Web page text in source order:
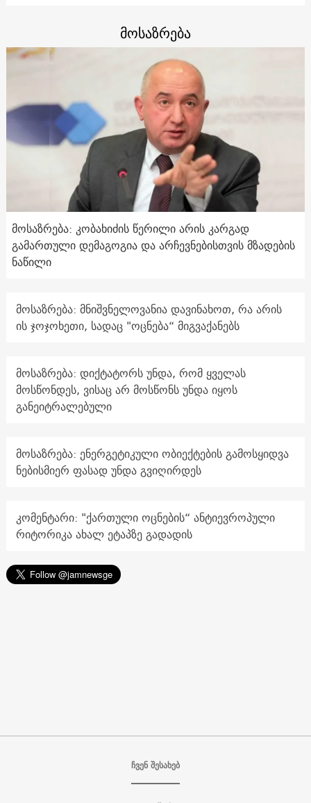
მოსაზრება
მოსაზრება: კობახიძის წერილი არის კარგად
გამართული დემაგოგია და არჩევნებისთვის მზადების
ნაწილი
მოსაზრება: მნიშვნელოვანია დავინახოთ, რა არის
ის ჯოჯოხეთი, სადაც "ოცნება“ მიგვაქანებს
მოსაზრება: დიქტატორს უნდა, რომ ყველას
მოსწონდეს, ვისაც არ მოსწონს უნდა იყოს
განეიტრალებული
მოსაზრება: ენერგეტიკული ობიექტების გამოსყიდვა
ნებისმიერ ფასად უნდა გვიღირდეს
კომენტარი: "ქართული ოცნების“ ანტიევროპული
რიტორიკა ახალ ეტაპზე გადადის
ჩვენ შესახებ